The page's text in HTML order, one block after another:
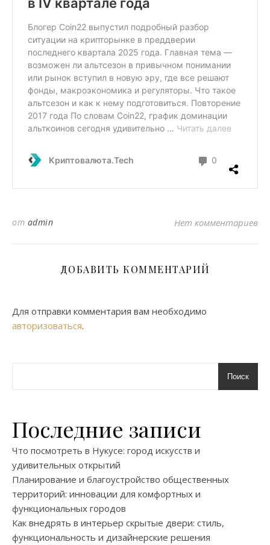
от admin Нет комментариев
ДОБАВИТЬ КОММЕНТАРИЙ
Для отправки комментария вам необходимо
авторизоваться.
Поиск
Последние записи
Что посмотреть в Нукусе: город искусств и
удивительных открытий
Планирование и благоустройство общественных
территорий: инновации для комфортных и
функциональных городов
Как внедрять в интерьер скрытые двери: стиль,
функциональность и дизайнерские решения